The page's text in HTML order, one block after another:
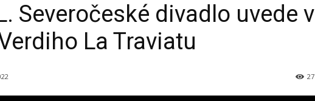
Severočeské divadlo uvede v
La Traviatu
27